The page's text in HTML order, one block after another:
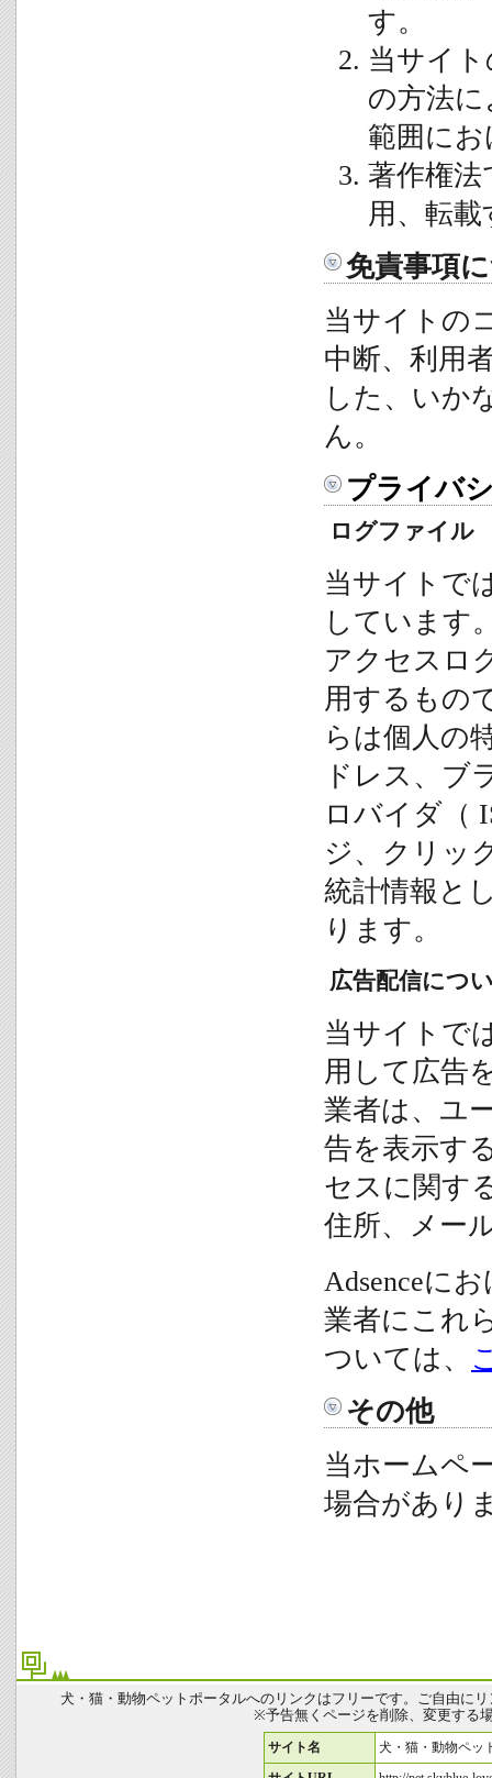
す。
当サイ
の方法
範囲に
著作権
用、転
免責事項
当サイトの
中断、利用
した、いか
ん。
プライバ
ログファイル
当サイトで
しています
アクセスロ
用するもの
らは個人の
ドレス、ブ
ロバイダ（
ジ、クリッ
統計情報と
ります。
広告配信につ
当サイトで
用して広告
業者は、ユ
告を表示す
セスに関す
住所、メー
Adsenceに
業者にこれ
ついては、
その他
当ホームペ
場合があり
犬・猫・動物ペットポータルへのリンクはフリーです。ご自由に
※予告無くページを削除、変更する
サイト名 犬・猫・動物ペッ